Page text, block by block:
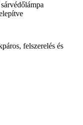
felszerelés és